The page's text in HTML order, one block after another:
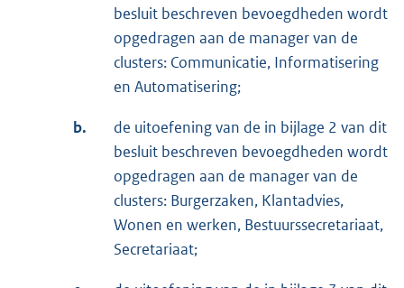
besluit beschreven bevoegdheden wordt
opgedragen aan de manager van de
clusters: Communicatie, Informatisering
en Automatisering;
b.
de uitoefening van de in bijlage 2 van dit
besluit beschreven bevoegdheden wordt
opgedragen aan de manager van de
clusters: Burgerzaken, Klantadvies,
Wonen en werken, Bestuurssecretariaat,
Secretariaat;